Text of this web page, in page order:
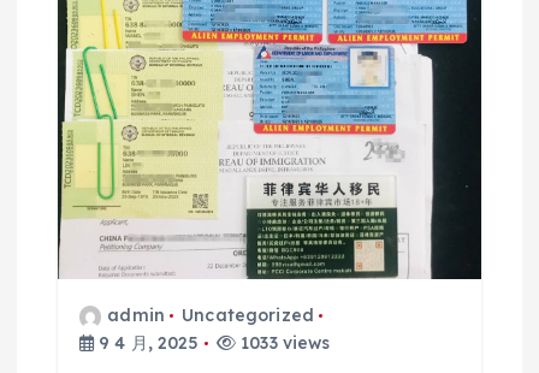
admin
Uncategorized
9 4 月, 2025
1033 views